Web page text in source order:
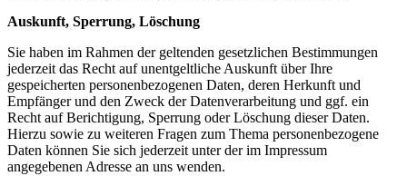
Auskunft, Sperrung, Löschung
Sie haben im Rahmen der geltenden gesetzlichen Bestimmungen
jederzeit das Recht auf unentgeltliche Auskunft über Ihre
gespeicherten personenbezogenen Daten, deren Herkunft und
Empfänger und den Zweck der Datenverarbeitung und ggf. ein
Recht auf Berichtigung, Sperrung oder Löschung dieser Daten.
Hierzu sowie zu weiteren Fragen zum Thema personenbezogene
Daten können Sie sich jederzeit unter der im Impressum
angegebenen Adresse an uns wenden.